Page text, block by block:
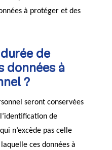
à protéger et des
de
données à
?
seront conservées
de
n’excède pas celle
ces données à